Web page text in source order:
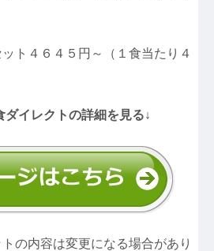
ト４６４５円～（１食当たり４
ダイレクトの詳細を見る↓
の内容は変更になる場合があり